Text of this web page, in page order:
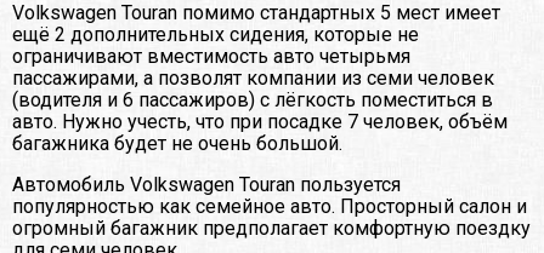
Volkswagen Touran помимо стандартных 5 мест имеет
ещё 2 дополнительных сидения, которые не
ограничивают вместимость авто четырьмя
пассажирами, а позволят компании из семи человек
(водителя и 6 пассажиров) с лёгкость поместиться в
авто. Нужно учесть, что при посадке 7 человек, объём
багажника будет не очень большой.
Автомобиль Volkswagen Touran пользуется
популярностью как семейное авто. Просторный салон и
огромный багажник предполагает комфортную поездку